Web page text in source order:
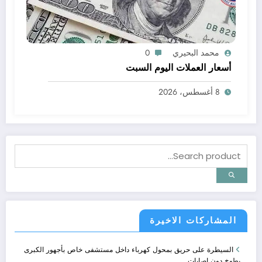
محمد البحيري 0
أسعار العملات اليوم السبت
8 أغسطس، 2026
المشاركات الاخيرة
السيطرة على حريق بمحول كهرباء داخل مستشفى خاص بأجهور الكبرى